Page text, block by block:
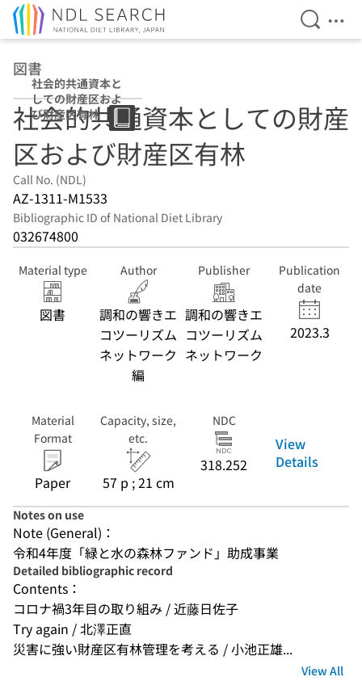
Open
図書
社会的共通資本と
しての財産区およ
び財産区有林
社会的共通資本としての財産
区および財産区有林
Call No. (NDL)
AZ-1311-M1533
Bibliographic ID of National Diet Library
032674800
Material type
図書
Author
調和の響きエ
コツーリズム
ネットワーク
編
Publisher
調和の響きエ
コツーリズム
ネットワーク
Publication
date
2023.3
Material
Format
Paper
Capacity, size,
etc.
57 p ; 21 cm
NDC
318.252
View
Details
Notes on use
Note (General)：
令和4年度「緑と水の森林ファンド」助成事業
Detailed bibliographic record
Contents：
コロナ禍3年目の取り組み / 近藤日佐子
Try again / 北澤正直
災害に強い財産区有林管理を考える / 小池正雄...
View All